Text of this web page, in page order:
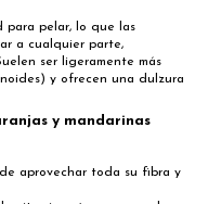
para pelar, lo que las
a cualquier parte,
ser ligeramente más
y ofrecen una dulzura
y mandarinas
de aprovechar toda su fibra y